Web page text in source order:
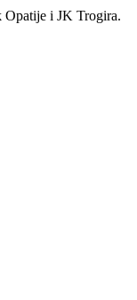
Opatije i JK Trogira.